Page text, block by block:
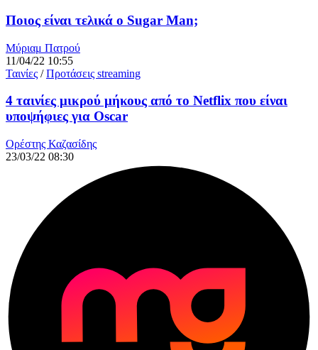
Ποιος είναι τελικά ο Sugar Man;
Μύριαμ Πατρού
11/04/22 10:55
Ταινίες /Προτάσεις streaming
4 ταινίες μικρού μήκους από το Netflix που είναι
υποψήφιες για Oscar
Ορέστης Καζασίδης
23/03/22 08:30